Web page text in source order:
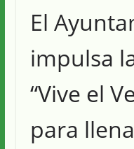
El
impulsa
“Vive el
para